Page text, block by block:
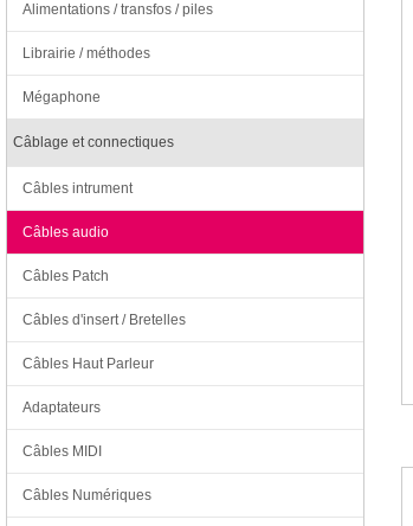
Alimentations / transfos / piles
Librairie / méthodes
Mégaphone
Câblage et connectiques
Câbles intrument
Câbles audio
Câbles Patch
Câbles d'insert / Bretelles
Câbles Haut Parleur
Adaptateurs
Câbles MIDI
Câbles Numériques